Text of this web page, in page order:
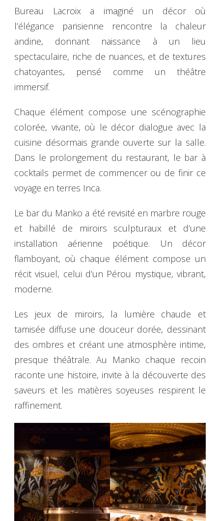
Bureau Lacroix a imaginé un décor où
l’élégance parisienne rencontre la chaleur
andine, donnant naissance à un lieu
spectaculaire, riche de nuances, et de textures
chatoyantes, pensé comme un théâtre
immersif.
Chaque élément compose une scénographie
colorée, vivante, où le décor dialogue avec la
cuisine désormais grande ouverte sur la salle.
Dans le prolongement du restaurant, le bar à
cocktails permet de commencer ou de finir ce
voyage en terres Inca.
Le bar du Manko a été revisité en marbre rouge
et habillé de miroirs sculpturaux et d’une
installation aérienne poétique. Un décor
flamboyant, où chaque élément compose un
récit visuel, celui d’un Pérou mystique, vibrant,
moderne.
Les jeux de miroirs, la lumière chaude et
tamisée diffuse une douceur dorée, dessinant
des ombres et créant une atmosphère intime,
presque théâtrale. Au Manko chaque recoin
raconte une histoire, invite à la découverte des
saveurs et les matières soyeuses respirent le
raffinement.